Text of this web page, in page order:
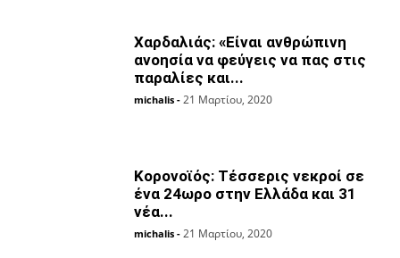
Χαρδαλιάς: «Είναι ανθρώπινη
ανοησία να φεύγεις να πας στις
παραλίες και...
michalis - 21 Μαρτίου, 2020
Κορονοϊός: Τέσσερις νεκροί σε
ένα 24ωρο στην Ελλάδα και 31
νέα...
michalis - 21 Μαρτίου, 2020